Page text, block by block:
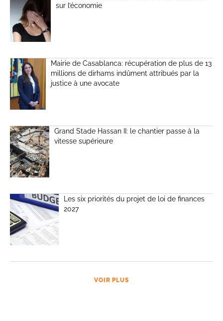
sur l’économie
Mairie de Casablanca: récupération de plus de 13
millions de dirhams indûment attribués par la
justice à une avocate
Grand Stade Hassan II: le chantier passe à la
vitesse supérieure
Les six priorités du projet de loi de finances
2027
VOIR PLUS